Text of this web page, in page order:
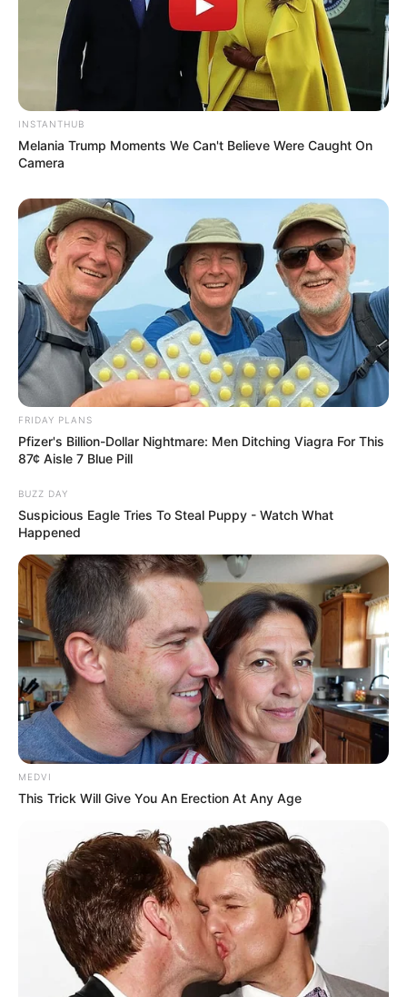
INSTANTHUB
Melania Trump Moments We Can't Believe Were Caught On
Camera
FRIDAY PLANS
Pfizer's Billion-Dollar Nightmare: Men Ditching Viagra For This
87¢ Aisle 7 Blue Pill
BUZZ DAY
Suspicious Eagle Tries To Steal Puppy - Watch What
Happened
MEDVI
This Trick Will Give You An Erection At Any Age